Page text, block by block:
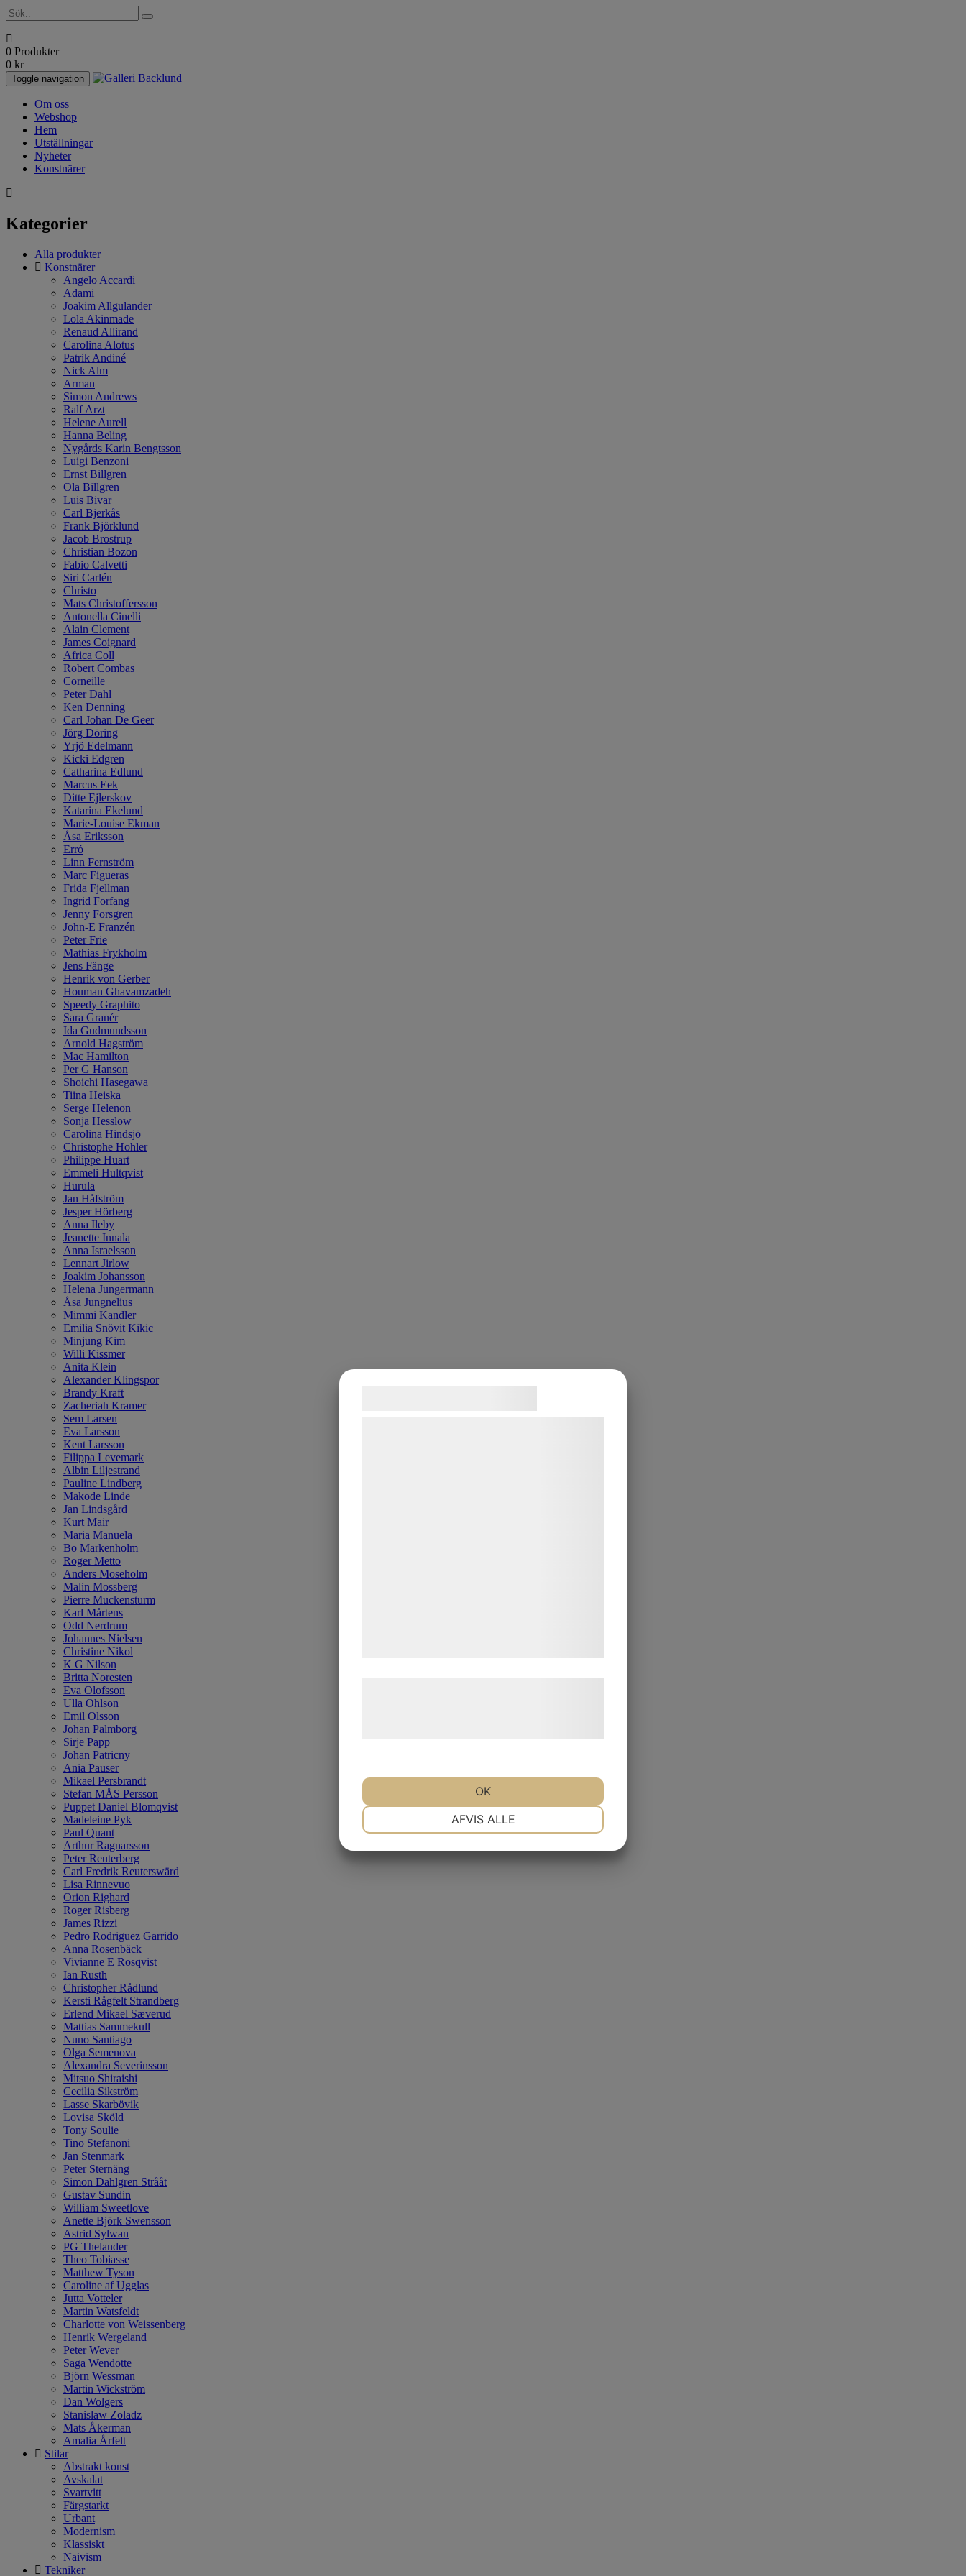
0 Produkter
0 kr
Toggle navigation
Om oss
Webshop
Hem
Utställningar
Nyheter
Konstnärer
Kategorier
Alla produkter
Konstnärer
Angelo Accardi
Adami
Joakim Allgulander
Lola Akinmade
Renaud Allirand
Carolina Alotus
Patrik Andiné
Nick Alm
Arman
Simon Andrews
Ralf Arzt
Helene Aurell
Hanna Beling
Nygårds Karin Bengtsson
Luigi Benzoni
Ernst Billgren
Ola Billgren
Luis Bivar
Carl Bjerkås
Frank Björklund
Jacob Brostrup
Christian Bozon
Fabio Calvetti
Siri Carlén
Christo
Mats Christoffersson
Antonella Cinelli
Alain Clement
James Coignard
Africa Coll
Robert Combas
Corneille
Peter Dahl
Ken Denning
Carl Johan De Geer
Jörg Döring
Yrjö Edelmann
Kicki Edgren
Catharina Edlund
Marcus Eek
Ditte Ejlerskov
Katarina Ekelund
Marie-Louise Ekman
Åsa Eriksson
Erró
Linn Fernström
Marc Figueras
Frida Fjellman
Ingrid Forfang
Jenny Forsgren
John-E Franzén
Peter Frie
Mathias Frykholm
Jens Fänge
Henrik von Gerber
Houman Ghavamzadeh
Speedy Graphito
Sara Granér
Ida Gudmundsson
Arnold Hagström
Mac Hamilton
Per G Hanson
Shoichi Hasegawa
Tiina Heiska
Serge Helenon
Sonja Hesslow
Carolina Hindsjö
Christophe Hohler
Philippe Huart
Emmeli Hultqvist
Hurula
Jan Håfström
Jesper Hörberg
Anna Ileby
Jeanette Innala
Anna Israelsson
Lennart Jirlow
Joakim Johansson
Helena Jungermann
Åsa Jungnelius
Mimmi Kandler
Emilia Snövit Kikic
Minjung Kim
Willi Kissmer
Anita Klein
Alexander Klingspor
Brandy Kraft
Zacheriah Kramer
Sem Larsen
Eva Larsson
Kent Larsson
Filippa Levemark
Albin Liljestrand
Pauline Lindberg
Makode Linde
Jan Lindsgård
Kurt Mair
Maria Manuela
Bo Markenholm
Roger Metto
Anders Moseholm
Malin Mossberg
Pierre Muckensturm
Karl Mårtens
Odd Nerdrum
Johannes Nielsen
Christine Nikol
K G Nilson
Britta Noresten
Eva Olofsson
Ulla Ohlson
Emil Olsson
Johan Palmborg
Sirje Papp
Johan Patricny
Ania Pauser
Mikael Persbrandt
Stefan MÅS Persson
Puppet Daniel Blomqvist
Madeleine Pyk
Paul Quant
Arthur Ragnarsson
Peter Reuterberg
Carl Fredrik Reuterswärd
Lisa Rinnevuo
Orion Righard
Roger Risberg
James Rizzi
Pedro Rodriguez Garrido
Anna Rosenbäck
Vivianne E Rosqvist
Ian Rusth
Christopher Rådlund
Kersti Rågfelt Strandberg
Erlend Mikael Sæverud
Mattias Sammekull
Nuno Santiago
Olga Semenova
Alexandra Severinsson
Mitsuo Shiraishi
Cecilia Sikström
Lasse Skarbövik
Lovisa Sköld
Tony Soulie
Tino Stefanoni
Jan Stenmark
Peter Sternäng
Simon Dahlgren Strååt
Gustav Sundin
William Sweetlove
Anette Björk Swensson
Astrid Sylwan
PG Thelander
Theo Tobiasse
Matthew Tyson
Caroline af Ugglas
Jutta Votteler
Martin Watsfeldt
Charlotte von Weissenberg
Henrik Wergeland
Peter Wever
Saga Wendotte
Björn Wessman
Martin Wickström
Dan Wolgers
Stanislaw Zoladz
Mats Åkerman
Amalia Årfelt
Stilar
Abstrakt konst
Avskalat
Svartvitt
Färgstarkt
Urbant
Modernism
Klassiskt
Naivism
Tekniker
AFVIS ALLE
OK